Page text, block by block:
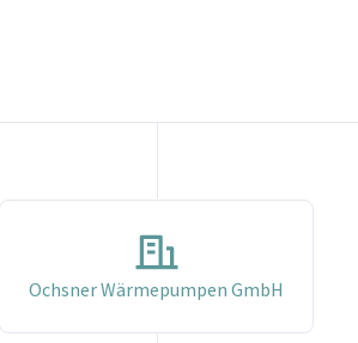
Ochsner Wärmepumpen GmbH